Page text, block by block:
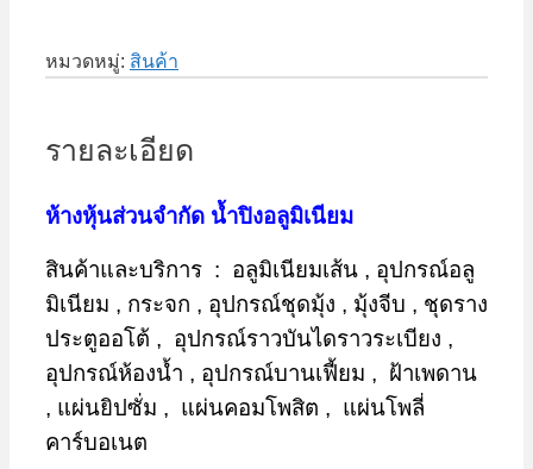
หมวดหมู่: สินค้า
รายละเอียด
ห้างหุ้นส่วนจำกัด น้ำปิงอลูมิเนียม
สินค้าและบริการ : อลูมิเนียมเส้น , อุปกรณ์อลู
มิเนียม , กระจก , อุปกรณ์ชุดมุ้ง , มุ้งจีบ , ชุดราง
ประตูออโต้ , อุปกรณ์ราวบันไดราวระเบียง ,
อุปกรณ์ห้องน้ำ , อุปกรณ์บานเฟี้ยม , ฝ้าเพดาน
, แผ่นยิปซั่ม , แผ่นคอมโพสิต , แผ่นโพลี่
คาร์บอเนต